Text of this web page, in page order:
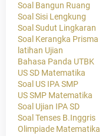
Soal Bangun Ruang
Soal Sisi Lengkung
Soal Sudut Lingkaran
Soal Kerangka Prisma
latihan Ujian
Bahasa Panda UTBK
US SD Matematika
Soal US IPA SMP
US SMP Matematika
Soal Ujian IPA SD
Soal Tenses B.Inggris
Olimpiade Matematika